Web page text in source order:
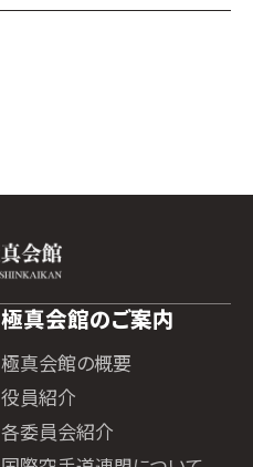
極真会館のご案内
極真会館の概要
役員紹介
各委員会紹介